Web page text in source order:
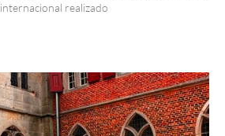
realizado